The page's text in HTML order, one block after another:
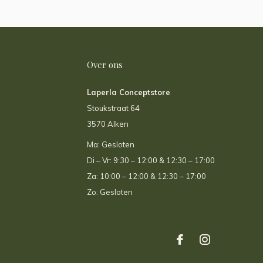
Over ons
Laperla Conceptstore
Stoukstraat 64
3570 Alken
Ma: Gesloten
Di – Vr: 9:30 – 12:00 & 12:30 – 17:00
Za: 10:00 – 12:00 & 12:30 – 17:00
Zo: Gesloten